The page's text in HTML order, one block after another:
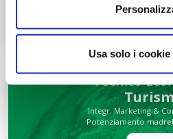
Usa solo i cookie
Decreto di Parità
Codice
Tecnico
Integr. Marketing &
Potenziamento